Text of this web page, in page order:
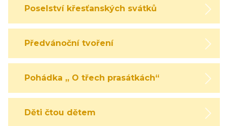
Poselství křesťanských svátků
Předvánoční tvoření
Pohádka „ O třech prasátkách“
Děti čtou dětem